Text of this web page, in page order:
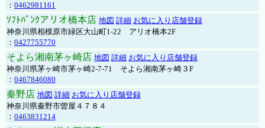
： 0462981161
ｿﾌﾄﾊﾞﾝｸアリオ橋本店 地図 詳細 お気に入り店舗登録
神奈川県相模原市緑区大山町1-22 アリオ橋本2F
： 0427755770
そよら湘南茅ヶ崎店 地図 詳細 お気に入り店舗登録
神奈川県茅ヶ崎市茅ヶ崎2‐7‐71 そよら湘南茅ヶ崎３F
： 0467846080
秦野店 地図 詳細 お気に入り店舗登録
神奈川県秦野市曽屋４７８４
： 0463831214